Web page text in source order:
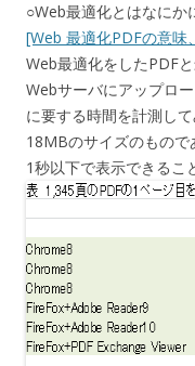
○Web最適化とはなにか
[Web 最適化PDFの意味
Web最適化をしたPDF
Webサーバにアップロ
に要する時間を計測し
18MBのサイズのもの
1秒以下で表示できるこ